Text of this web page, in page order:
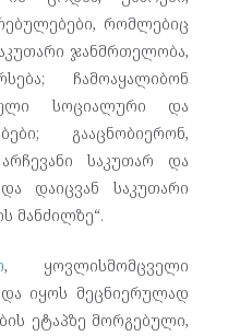
რომლებიც
ჯანმრთელობა,
ჩამოაყალიბონ
სოციალური და
გააცნობიერონ,
საკუთარ და
დაიცვან საკუთარი
მანძილზე“.
, ყოვლისმომცველი
იყოს მეცნიერულად
ეტაპზე მორგებული,